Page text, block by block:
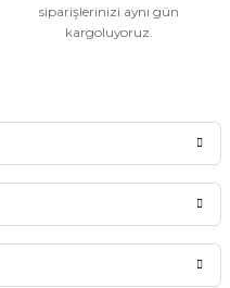
siparişlerinizi aynı gün
kargoluyoruz.